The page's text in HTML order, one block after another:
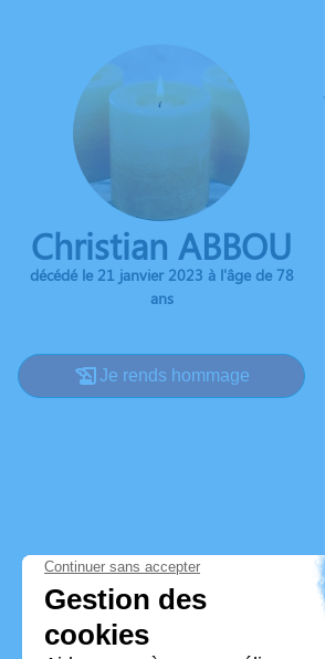
Christian ABBOU
décédé le 21 janvier 2023 à l'âge de 78
ans
Je rends hommage